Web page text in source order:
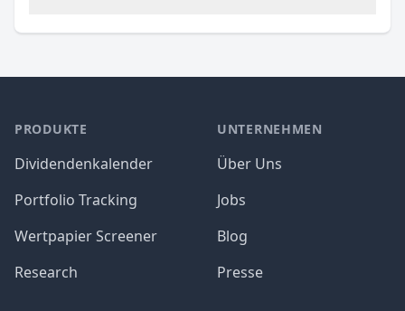
PRODUKTE
Dividendenkalender
Portfolio Tracking
Wertpapier Screener
Research
UNTERNEHMEN
Über Uns
Jobs
Blog
Presse